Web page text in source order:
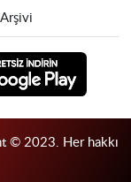
© 2023. Her hakkı